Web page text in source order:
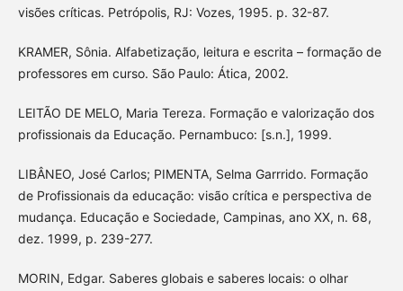
visões críticas. Petrópolis, RJ: Vozes, 1995. p. 32-87.
KRAMER, Sônia. Alfabetização, leitura e escrita – formação de
professores em curso. São Paulo: Ática, 2002.
LEITÃO DE MELO, Maria Tereza. Formação e valorização dos
profissionais da Educação. Pernambuco: [s.n.], 1999.
LIBÂNEO, José Carlos; PIMENTA, Selma Garrrido. Formação
de Profissionais da educação: visão crítica e perspectiva de
mudança. Educação e Sociedade, Campinas, ano XX, n. 68,
dez. 1999, p. 239-277.
MORIN, Edgar. Saberes globais e saberes locais: o olhar